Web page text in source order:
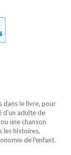
dans le livre, pour
d'un adulte de
une chanson
les histoires,
de l'enfant.